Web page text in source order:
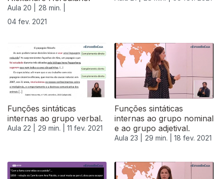
Aula 20 |
28 min. |
04 fev. 2021
Funções sintáticas
internas ao grupo verbal.
Aula 22 | 29 min. | 11 fev. 2021
Funções sintáticas
internas ao grupo nominal
e ao grupo adjetival.
Aula 23 | 29 min. | 18 fev. 2021